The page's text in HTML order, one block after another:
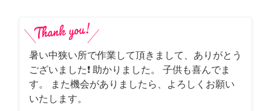
暑い中狭い所で作業して頂きまして、ありがとう
ございました❗️ 助かりました。 子供も喜んでま
す。 また機会がありましたら、よろしくお願い
いたします。